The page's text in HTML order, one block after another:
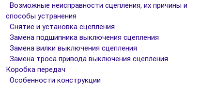
Возможные неисправности сцепления, их причины и
способы устранения
Снятие и установка сцепления
Замена подшипника выключения сцепления
Замена вилки выключения сцепления
Замена троса привода выключения сцепления
Коробка передач
Особенности конструкции